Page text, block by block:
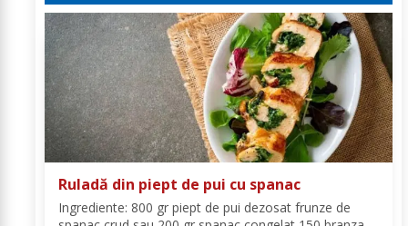
Ruladă din piept de pui cu spanac
Ingrediente: 800 gr piept de pui dezosat frunze de